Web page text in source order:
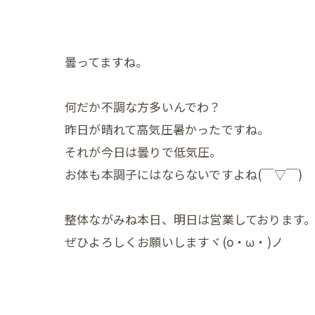
曇ってますね。
何だか不調な方多いんでわ？
昨日が晴れて高気圧暑かったですね。
それが今日は曇りで低気圧。
お体も本調子にはならないですよね(￣▽￣)
整体ながみね本日、明日は営業しております
ぜひよろしくお願いしますヾ(o・ω・)ノ